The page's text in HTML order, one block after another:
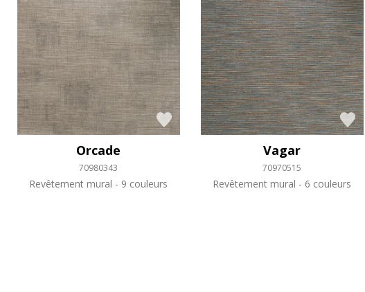
Orcade
70980343
Revêtement mural 9 couleurs
Vagar
70970515
Revêtement mural 6 couleurs